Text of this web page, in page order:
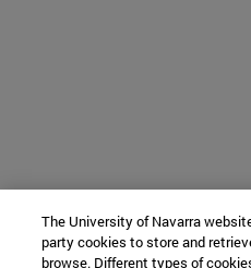
The University of Navarra
party cookies to store and
browse. Different types of